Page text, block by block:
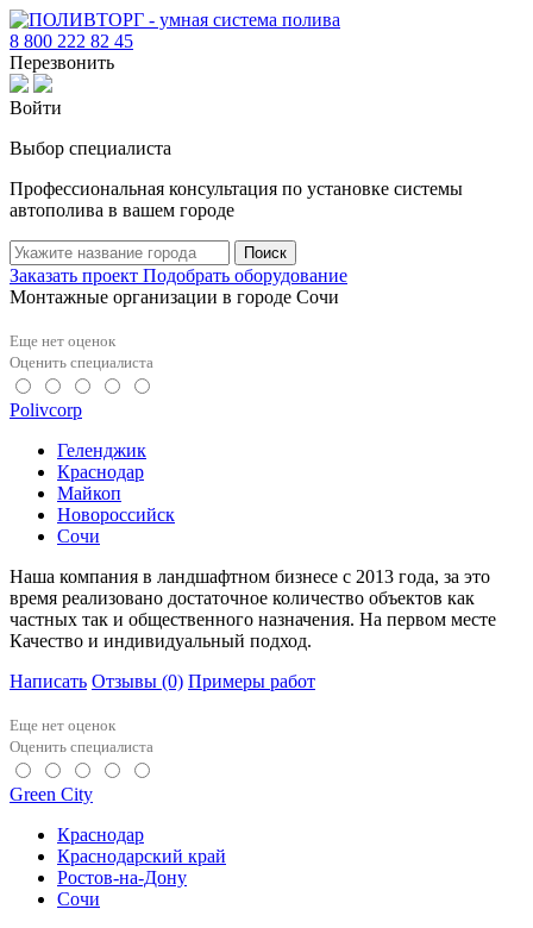
8 800 222 82 45
Перезвонить
Войти
Выбор специалиста
Профессиональная консультация по установке системы
автополива в вашем городе
Поиск
Заказать проект Подобрать оборудование
Монтажные организации в городе Сочи
Еще нет оценок
Оценить специалиста
Polivcorp
Геленджик
Краснодар
Майкоп
Новороссийск
Сочи
Наша компания в ландшафтном бизнесе с 2013 года, за это
время реализовано достаточное количество объектов как
частных так и общественного назначения. На первом месте
Качество и индивидуальный подход.
Написать Отзывы (0) Примеры работ
Еще нет оценок
Оценить специалиста
Green City
Краснодар
Краснодарский край
Ростов-на-Дону
Сочи